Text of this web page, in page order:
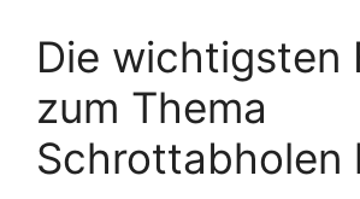
Die wichtigsten
zum Thema
Schrottabholen